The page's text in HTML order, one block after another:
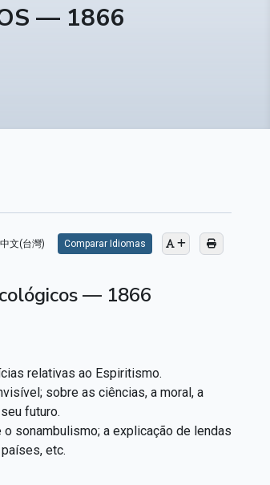
— 1866
中文(台灣) Comparar Idiomas
— 1866
relativas ao Espiritismo.
sobre as ciências, a moral, a
futuro.
sonambulismo; a explicação de lendas
etc.